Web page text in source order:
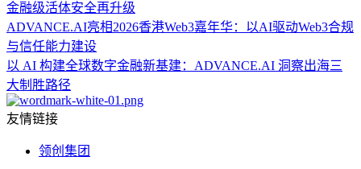
金融级活体安全再升级
ADVANCE.AI亮相2026香港Web3嘉年华：以AI驱动Web3合规
与信任能力建设
以 AI 构建全球数字金融新基建：ADVANCE.AI 洞察出海三
大制胜路径
友情链接
领创集团